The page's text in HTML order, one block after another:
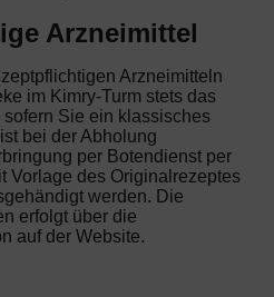
Arzneimittel
Arzneimitteln
im Kimry-Turm stets das
Sie ein klassisches
bei der Abholung
per Botendienst per
Vorlage des Originalrezeptes
werden. Die
erfolgt über die
auf der Website.